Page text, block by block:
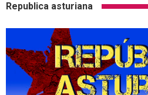
Republica asturiana